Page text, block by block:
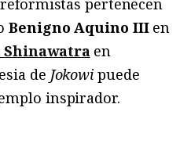
Benigno Aquino IIIen
en
de Jokowi puede
inspirador.